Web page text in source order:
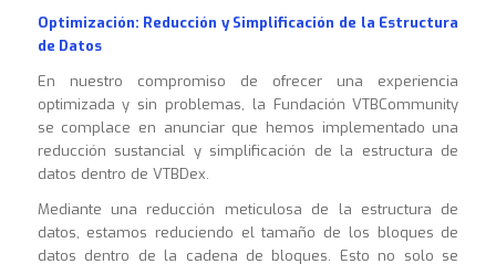
Optimización: Reducción y Simplificación de la Estructura
de Datos
En nuestro compromiso de ofrecer una experiencia
optimizada y sin problemas, la Fundación VTBCommunity
se complace en anunciar que hemos implementado una
reducción sustancial y simplificación de la estructura de
datos dentro de VTBDex.
Mediante una reducción meticulosa de la estructura de
datos, estamos reduciendo el tamaño de los bloques de
datos dentro de la cadena de bloques. Esto no solo se